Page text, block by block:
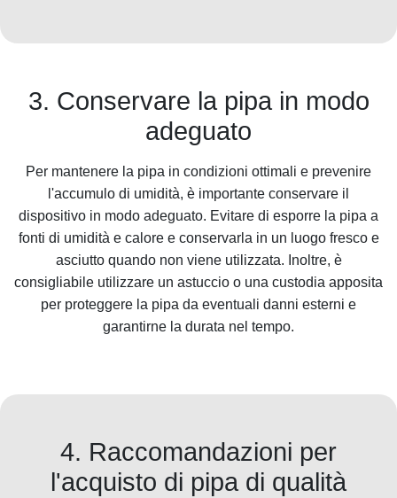
3. Conservare la pipa in modo
adeguato
Per mantenere la pipa in condizioni ottimali e prevenire
l'accumulo di umidità, è importante conservare il
dispositivo in modo adeguato. Evitare di esporre la pipa a
fonti di umidità e calore e conservarla in un luogo fresco e
asciutto quando non viene utilizzata. Inoltre, è
consigliabile utilizzare un astuccio o una custodia apposita
per proteggere la pipa da eventuali danni esterni e
garantirne la durata nel tempo.
4. Raccomandazioni per
l'acquisto di pipa di qualità